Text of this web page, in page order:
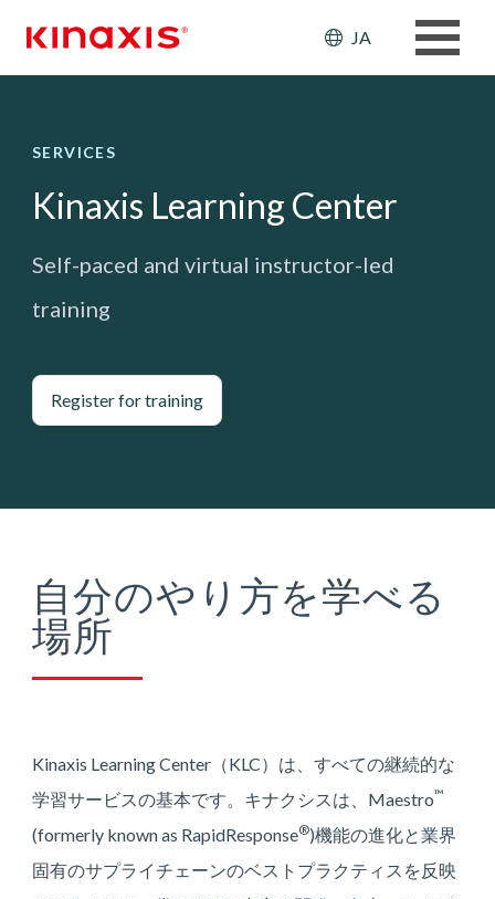
Header:
JA
SERVICES
Kinaxis Learning Center
Self-paced and virtual instructor-led
training
Register for training
自分のやり方を学べる
場所
Kinaxis Learning Center（KLC）は、すべての継続的な
学習サービスの基本です。キナクシスは、Maestro™
(formerly known as RapidResponse®)機能の進化と業界
固有のサプライチェーンのベストプラクティスを反映